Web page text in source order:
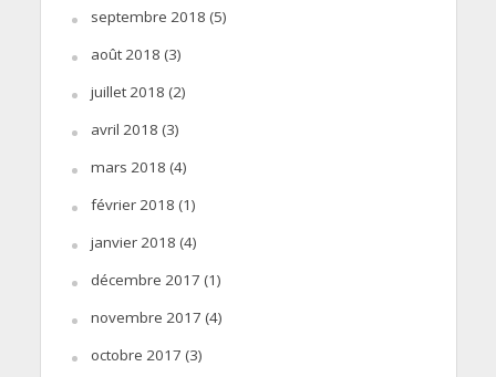
septembre 2018 (5)
août 2018 (3)
juillet 2018 (2)
avril 2018 (3)
mars 2018 (4)
février 2018 (1)
janvier 2018 (4)
décembre 2017 (1)
novembre 2017 (4)
octobre 2017 (3)